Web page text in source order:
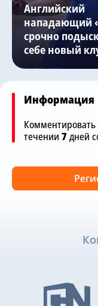
Английский
нападающий
срочно
себе новый
Информация
Комментировать
течении 7дней